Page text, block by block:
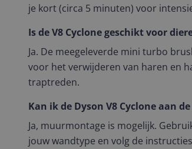
je kort (circa 5 minuten) voor
Is de V8 Cyclone geschikt voor
Ja. De meegeleverde mini turbo
voor het verwijderen van haren en
traptreden.
Kan ik de Dyson V8 Cyclone aan
Ja, muurmontage is mogelijk.
jouw wandtype en volg de